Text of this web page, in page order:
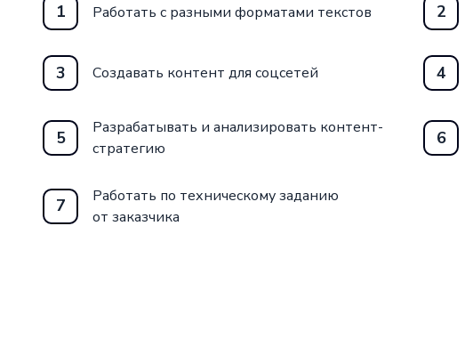
1 Работать с разными форматами текстов 2
3 Создавать контент для соцсетей 4
5
Разрабатывать и анализировать контент-
стратегию
6
7
Работать по техническому заданию
от заказчика